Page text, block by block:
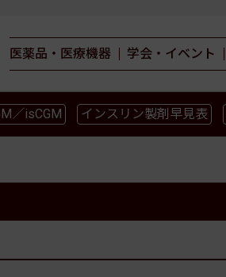
医薬品・医療機器 学会・イベント
／isCGM インスリン製剤早見表